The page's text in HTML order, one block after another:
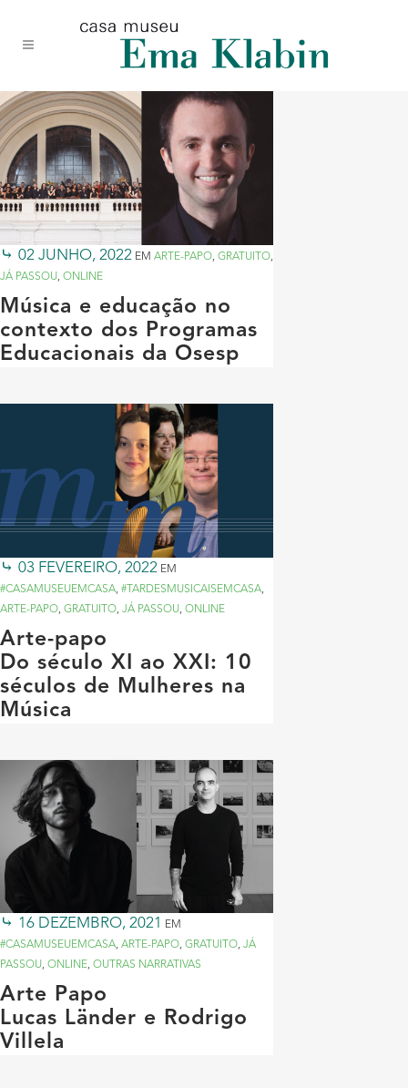
conteúdo
navegação
site
02 JUNHO, 2022 EM ARTE-PAPO, GRATUITO,
JÁ PASSOU, ONLINE
Música e educação no
contexto dos Programas
Educacionais da Osesp
03 FEVEREIRO, 2022 EM
#CASAMUSEUEMCASA, #TARDESMUSICAISEMCASA,
ARTE-PAPO, GRATUITO, JÁ PASSOU, ONLINE
Arte-papo
Do século XI ao XXI: 10
séculos de Mulheres na
Música
16 DEZEMBRO, 2021
EM
#CASAMUSEUEMCASA, ARTE-PAPO, GRATUITO, JÁ
PASSOU, ONLINE, OUTRAS NARRATIVAS
Arte Papo
Lucas Länder e Rodrigo
Villela